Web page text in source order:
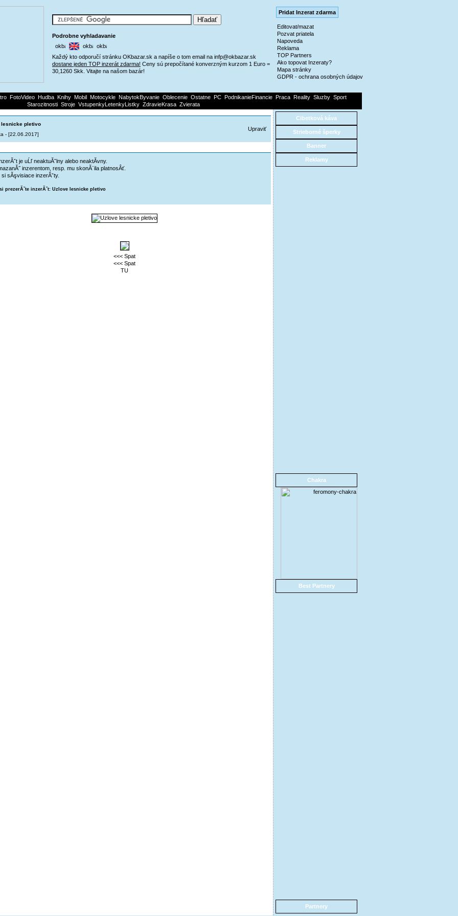
Podrobne vyhladavanie
Každý kto odporučí stránku OKbazar.sk a napíše o tom email na infp@okbazar.sk
dostane jeden TOP inzerát zdarma! Ceny sú prepočítané konverzným kurzom 1 Euro =
30,1260 Skk. Vitajte na našom bazár!
Pridat Inzerat zdarma
Editovat/mazat
Pozvat priatela
Napoveda
Reklama
TOP Partners
Ako topovat Inzeraty?
Mapa stránky
GDPR - ochrana osobných údajov
FotoVideo Hudba Knihy Mobil Motocykle NabytokByvanie Oblecenie Ostatne PC PodnikanieFinancie Praca Reality Sluzby Sport
Starozitnosti Stroje VstupenkyLetenkyListky ZdravieKrasa Zvierata
lesnicke pletivo
- [22.06.2017]
Upraviť
je uĹľ neaktuĂˇlny alebo neaktĂ­vny.
inzerentom, resp. mu skonĂ¨ila platnosÂť.
sĂşvisiace inzerĂˇty.
prezerĂˇte inzerĂˇt: Uzlove lesnicke pletivo
<<< Spat
<<< Spat
TU
Cibetková káva
Strieborné šperky
Banner
Reklamy
Chakra
Best Partnery
Partnery